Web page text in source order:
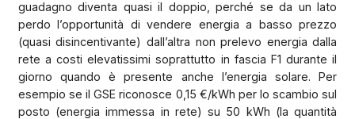
guadagno diventa quasi il doppio, perché se da un lato
perdo l’opportunità di vendere energia a basso prezzo
(quasi disincentivante) dall’altra non prelevo energia dalla
rete a costi elevatissimi soprattutto in fascia F1 durante il
giorno quando è presente anche l’energia solare. Per
esempio se il GSE riconosce 0,15 €/kWh per lo scambio sul
posto (energia immessa in rete) su 50 kWh (la quantità